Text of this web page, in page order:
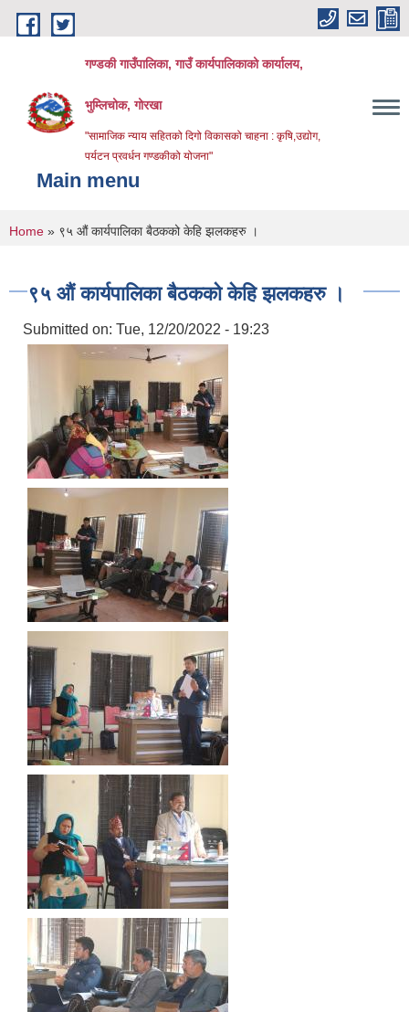
Skip to main content
गण्डकी गाउँपालिका, गाउँ कार्यपालिकाको कार्यालय,
भुम्लिचोक, गोरखा
"सामाजिक न्याय सहितको दिगो विकासको चाहना : कृषि,उद्योग,
पर्यटन प्रवर्धन गण्डकीको योजना"
Main menu
You are here
Home » ९५ औं कार्यपालिका बैठकको केहि झलकहरु ।
९५ औं कार्यपालिका बैठकको केहि झलकहरु ।
Submitted on: Tue, 12/20/2022 - 19:23